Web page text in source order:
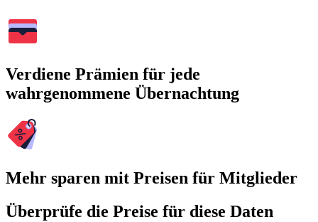
Verdiene Prämien für jede
wahrgenommene Übernachtung
Mehr sparen mit Preisen für Mitglieder
Überprüfe die Preise für diese Daten